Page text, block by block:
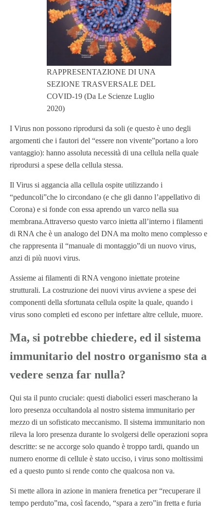
RAPPRESENTAZIONE DI UNA
SEZIONE TRASVERSALE DEL
COVID-19 (Da Le Scienze Luglio
2020)
I Virus non possono riprodursi da soli (e questo è uno degli
argomenti che i fautori del “essere non vivente”portano a loro
vantaggio): hanno assoluta necessità di una cellula nella quale
riprodursi a spese della cellula stessa.
Il Virus si aggancia alla cellula ospite utilizzando i
“peduncoli”che lo circondano (e che gli danno l’appellativo di
Corona) e si fonde con essa aprendo un varco nella sua
membrana.Attraverso questo varco inietta all’interno i filamenti
di RNA che è un analogo del DNA ma molto meno complesso e
che rappresenta il “manuale di montaggio”di un nuovo virus,
anzi di più nuovi virus.
Assieme ai filamenti di RNA vengono iniettate proteine
strutturali. La costruzione dei nuovi virus avviene a spese dei
componenti della sfortunata cellula ospite la quale, quando i
virus sono completi ed escono per infettare altre cellule, muore.
Ma, si potrebbe chiedere, ed il sistema
immunitario del nostro organismo sta a
vedere senza far nulla?
Qui sta il punto cruciale: questi diabolici esseri mascherano la
loro presenza occultandola al nostro sistema immunitario per
mezzo di un sofisticato meccanismo. Il sistema immunitario non
rileva la loro presenza durante lo svolgersi delle operazioni sopra
descritte: se ne accorge solo quando è troppo tardi, quando un
numero enorme di cellule è stato ucciso, i virus sono moltissimi
ed a questo punto si rende conto che qualcosa non va.
Si mette allora in azione in maniera frenetica per “recuperare il
tempo perduto”ma, così facendo, “spara a zero”in fretta e furia